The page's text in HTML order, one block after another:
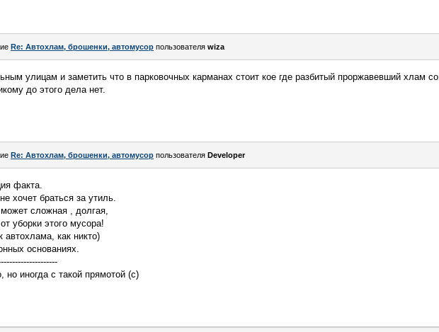
Re: Автохлам, брошенки, автомусор пользователя wiza
улицам и заметить что в парковочных карманах стоит кое где разбитый проржавевший хлам со
до этого дела нет.
Re: Автохлам, брошенки, автомусор пользователя Developer
факта.
хочет браться за утиль.
сложная , долгая,
уборки этого мусора!
автохлама, как никто)
основаниях.
но иногда с такой прямотой (с)